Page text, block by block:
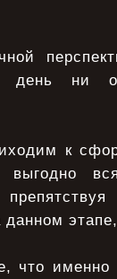
день ни
к
данном
что именно